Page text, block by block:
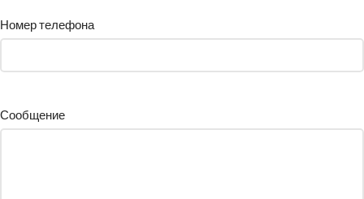
Номер телефона
Сообщение